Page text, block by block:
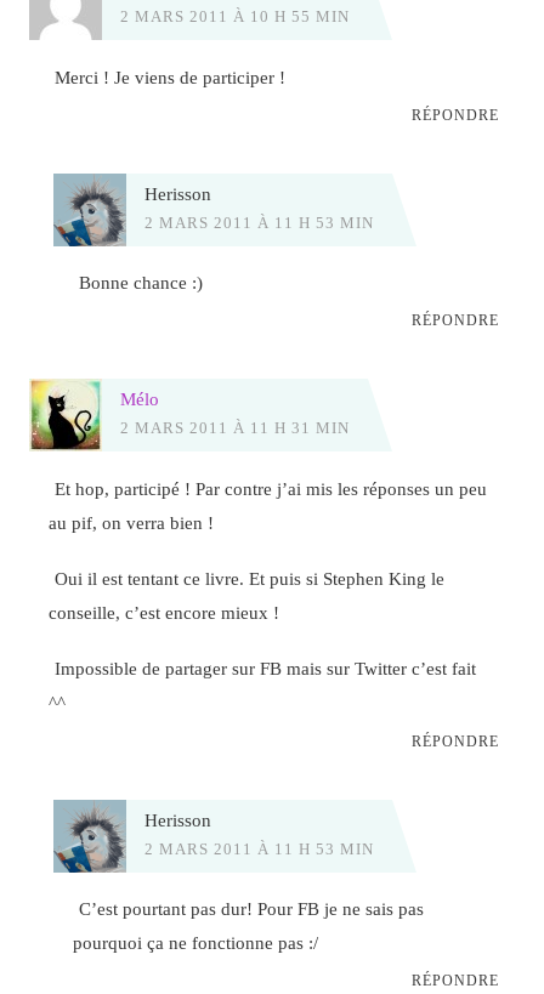
2 MARS 2011 À 10 H 55 MIN
Merci ! Je viens de participer !
RÉPONDRE
Herisson
2 MARS 2011 À 11 H 53 MIN
Bonne chance :)
RÉPONDRE
Mélo
2 MARS 2011 À 11 H 31 MIN
Et hop, participé ! Par contre j’ai mis les réponses un peu
au pif, on verra bien !
Oui il est tentant ce livre. Et puis si Stephen King le
conseille, c’est encore mieux !
Impossible de partager sur FB mais sur Twitter c’est fait
^^
RÉPONDRE
Herisson
2 MARS 2011 À 11 H 53 MIN
C’est pourtant pas dur! Pour FB je ne sais pas
pourquoi ça ne fonctionne pas :/
RÉPONDRE